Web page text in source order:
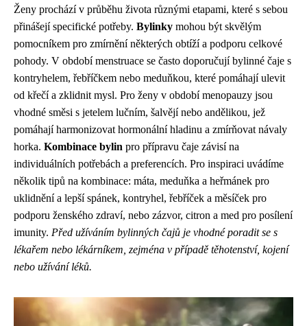
Ženy prochází v průběhu života různými etapami, které s sebou
přinášejí specifické potřeby. Bylinky mohou být skvělým
pomocníkem pro zmírnění některých obtíží a podporu celkové
pohody. V období menstruace se často doporučují bylinné čaje s
kontryhelem, řebříčkem nebo meduňkou, které pomáhají ulevit
od křečí a zklidnit mysl. Pro ženy v období menopauzy jsou
vhodné směsi s jetelem lučním, šalvějí nebo andělikou, jež
pomáhají harmonizovat hormonální hladinu a zmírňovat návaly
horka. Kombinace bylin pro přípravu čaje závisí na
individuálních potřebách a preferencích. Pro inspiraci uvádíme
několik tipů na kombinace: máta, meduňka a heřmánek pro
uklidnění a lepší spánek, kontryhel, řebříček a měsíček pro
podporu ženského zdraví, nebo zázvor, citron a med pro posílení
imunity. Před užíváním bylinných čajů je vhodné poradit se s
lékařem nebo lékárníkem, zejména v případě těhotenství, kojení
nebo užívání léků.